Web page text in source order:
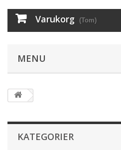
Varukorg (Tom)
MENU
KATEGORIER